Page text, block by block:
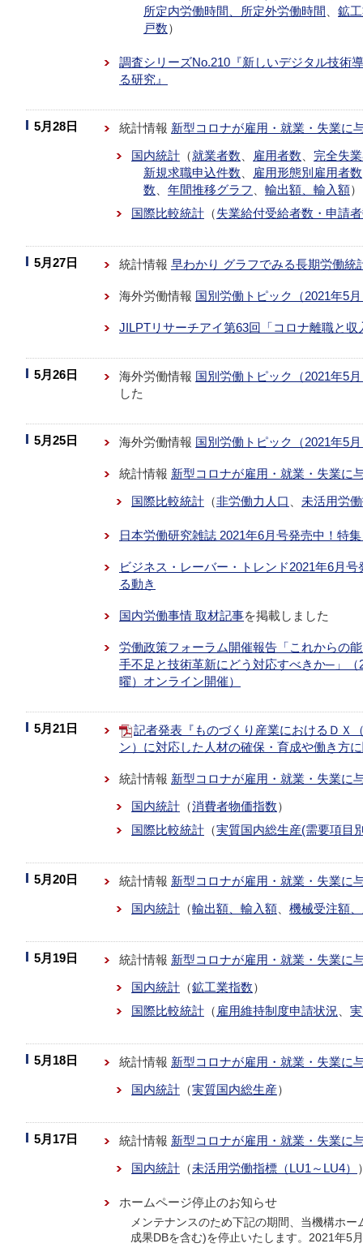
所定内労働時間、所定外労働時間
鉱
戸数）
調査シリーズNo.210『新しいデジタル技術
る研究』
5月28日 統計情報 新型コロナが雇用・就業・失業に
国内統計 （就業者数 雇用者数
完全失
新規求職申込件数
雇用形態別雇用者数
数
年間推移グラフ 輸出額、輸入額）
国際比較統計 （失業給付受給者数・申請
5月27日 統計情報 早わかり グラフでみる長期労働統
海外労働情報 国別労働トピック（2021年5
JILPTリサーチアイ第63回「コロナ離職と収
5月26日 海外労働情報 国別労働トピック（2021年5
した
5月25日 海外労働情報 国別労働トピック（2021年5
統計情報 新型コロナが雇用・就業・失業に
国際比較統計 （非労働力人口 未活用労
日本労働研究雑誌 2021年6月号発売中！特
ビジネス・レーバー・トレンド2021年6月
る動き
国内労働事情 取材記事を掲載しました
労働政策フォーラム開催報告「これからの
手不足と技術革新にどう対応すべきか─」
曜）オンライン開催）
5月21日
記者発表『ものづくり産業におけるＤＸ
ン）に対応した人材の確保・育成や働き方
統計情報 新型コロナが雇用・就業・失業に
国内統計 （消費者物価指数）
国際比較統計 （実質国内総生産(需要項目
5月20日 統計情報 新型コロナが雇用・就業・失業に
国内統計 （輸出額、輸入額 機械受注額
5月19日 統計情報 新型コロナが雇用・就業・失業に
国内統計 （鉱工業指数）
国際比較統計 （ 雇用維持制度申請状況
5月18日 統計情報 新型コロナが雇用・就業・失業に
国内統計 （実質国内総生産）
5月17日 統計情報 新型コロナが雇用・就業・失業に
国内統計 （未活用労働指標（LU1～LU4）
ホームページ停止のお知らせ
メンテナンスのため下記の期間、当機構ホ
成果DBを含む)を停止いたします。2021年5